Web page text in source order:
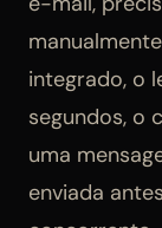
integrado, o
segundos, o
uma
enviada